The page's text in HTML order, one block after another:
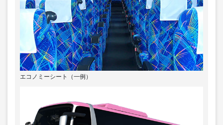
エコノミーシート（一例）